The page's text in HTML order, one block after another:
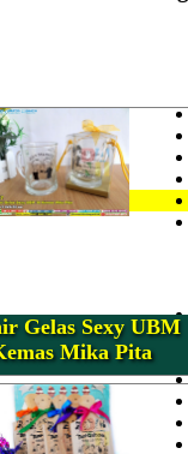
Gelas Sexy UBM
Mika Pita